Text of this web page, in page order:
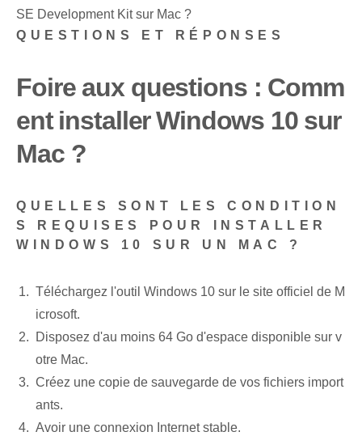
SE Development Kit sur Mac ?
QUESTIONS ET RÉPONSES
Foire aux questions :‌ Comm
ent ⁣installer⁢ Windows 10 ⁤sur
Mac ?
QUELLES SONT LES CONDITION
S REQUISES POUR INSTALLER
WINDOWS 10 SUR UN MAC ?
Téléchargez l'outil Windows 10 sur le site officiel de M
icrosoft.
Disposez d'au moins 64 Go⁤ d'espace disponible‌ sur v
otre Mac.
Créez une copie de sauvegarde de vos fichiers import
ants.
Avoir une connexion Internet stable.